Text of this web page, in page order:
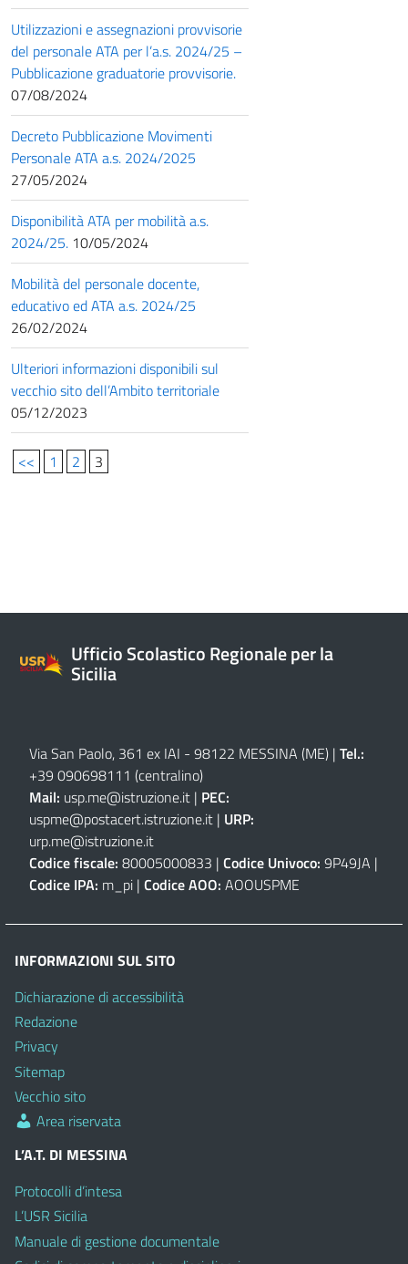
Utilizzazioni e assegnazioni provvisorie
del personale ATA per l’a.s. 2024/25 –
Pubblicazione graduatorie provvisorie.
07/08/2024
Decreto Pubblicazione Movimenti
Personale ATA a.s. 2024/2025
27/05/2024
Disponibilità ATA per mobilità a.s.
2024/25. 10/05/2024
Mobilità del personale docente,
educativo ed ATA a.s. 2024/25
26/02/2024
Ulteriori informazioni disponibili sul
vecchio sito dell’Ambito territoriale
05/12/2023
<< 1 2 3
Ufficio Scolastico Regionale per la
Sicilia
Via San Paolo, 361 ex IAI - 98122 MESSINA (ME) | Tel.:
+39 090698111 (centralino)
Mail: usp.me@istruzione.it | PEC:
uspme@postacert.istruzione.it | URP:
urp.me@istruzione.it
Codice fiscale: 80005000833 | Codice Univoco: 9P49JA |
Codice IPA: m_pi | Codice AOO: AOOUSPME
INFORMAZIONI SUL SITO
Dichiarazione di accessibilità
Redazione
Privacy
Sitemap
Vecchio sito
Area riservata
L’A.T. DI MESSINA
Protocolli d’intesa
L’USR Sicilia
Manuale di gestione documentale